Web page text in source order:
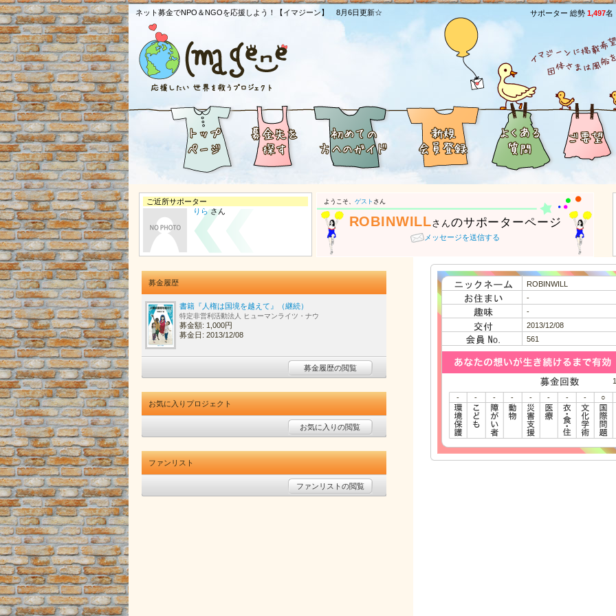
ネット募金でNPO＆NGOを応援しよう！【イマジーン】 8月6日更新☆ サポーター 総勢 1,497名
ご近所サポーター
りらさん
ようこそ、 ゲスト さん
ROBINWILLさんのサポーターページ
メッセージを送信する
ROBINWILL
-
-
2013/12/08
561
1
-
- - - - - - - ○
募金履歴
書籍『人権は国境を越えて』（継続）
特定非営利活動法人 ヒューマンライツ・ナウ
募金額: 1,000円
募金日: 2013/12/08
募金履歴の閲覧
お気に入りプロジェクト
お気に入りの閲覧
ファンリスト
ファンリストの閲覧